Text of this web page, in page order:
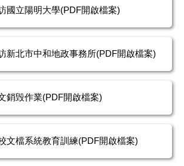
國立陽明大學(PDF開啟檔案)
新北市中和地政事務所(PDF開啟檔案)
銷毁作業(PDF開啟檔案)
文檔系統教育訓練(PDF開啟檔案)